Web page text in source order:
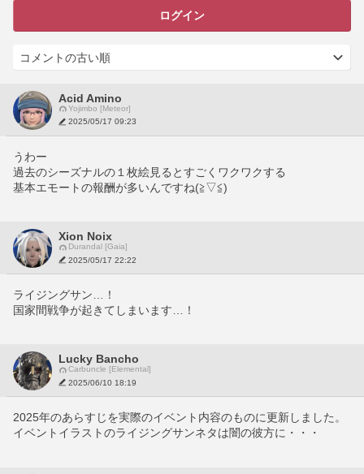
ログイン
Acid Amino
Yojimbo [Meteor]
2025/05/17 09:23
うわー
過去のシーズナルの１枚絵見るとすごくワクワクする
基本エモートの報酬が多いんですね(≧▽≦)
Xion Noix
Durandal [Gaia]
2025/05/17 22:22
ライジングサン…！
国家間戦争が起きてしまいます…！
Lucky Bancho
Carbuncle [Elemental]
2025/06/10 18:19
2025年のあらすじを実際のイベント内容のものに更新しました。
イベントイラストのライジングサンネタは闇の彼方に・・・